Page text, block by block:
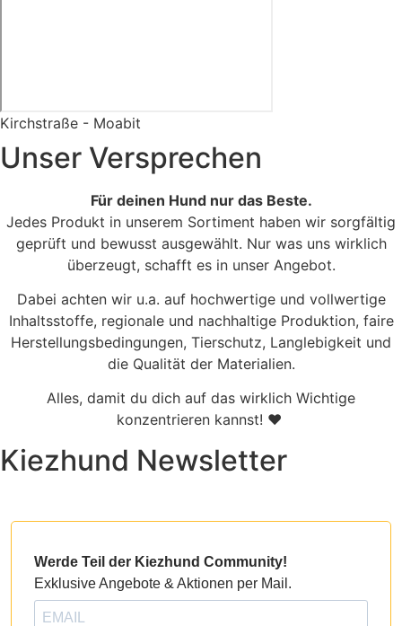
Kirchstraße - Moabit
Unser Versprechen
Für deinen Hund nur das Beste.
Jedes Produkt in unserem Sortiment haben wir sorgfältig
geprüft und bewusst ausgewählt. Nur was uns wirklich
überzeugt, schafft es in unser Angebot.
Dabei achten wir u.a. auf hochwertige und vollwertige
Inhaltsstoffe, regionale und nachhaltige Produktion, faire
Herstellungsbedingungen, Tierschutz, Langlebigkeit und
die Qualität der Materialien.
Alles, damit du dich auf das wirklich Wichtige
konzentrieren kannst! ♥
Kiezhund Newsletter
Werde Teil der Kiezhund Community!
Exklusive Angebote & Aktionen per Mail.